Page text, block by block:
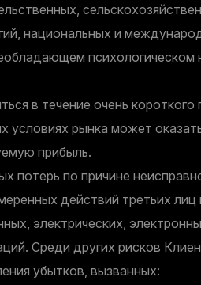
национальных и
психологическом
в течение очень короткого
условиях рынка может
прибыль.
потерь по причине
действий третьих лиц
электрических,
Среди других рисков
убытков, вызванных: